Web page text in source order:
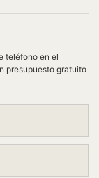
teléfono en el
presupuesto gratuito